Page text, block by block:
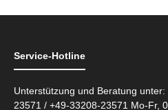
Service-Hotline
Unterstützung und Beratung unter:
23571 / +49-33208-23571 Mo-Fr,